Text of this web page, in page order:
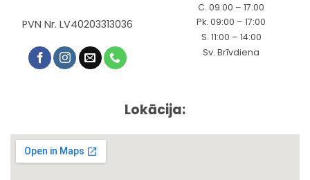
PVN Nr. LV40203313036
C. 09:00 – 17:00
Pk. 09:00 – 17:00
S. 11:00 – 14:00
Sv. Brīvdiena
Lokācija: